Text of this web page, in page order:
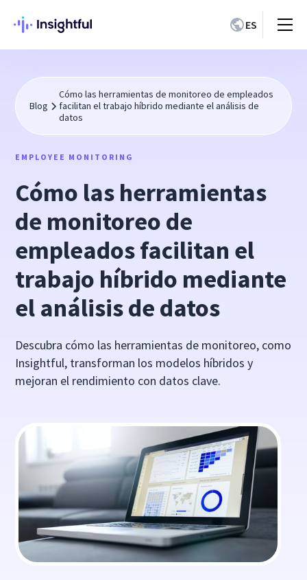
ES
Blog
Cómo las herramientas de monitoreo de empleados
facilitan el trabajo híbrido mediante el análisis de
datos
EMPLOYEE MONITORING
Cómo las herramientas
de monitoreo de
empleados facilitan el
trabajo híbrido mediante
el análisis de datos
Descubra cómo las herramientas de monitoreo, como
Insightful, transforman los modelos híbridos y
mejoran el rendimiento con datos clave.